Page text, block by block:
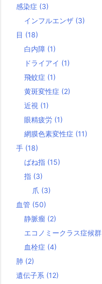
感染症 (3)
インフルエンザ (3)
目 (18)
白内障 (1)
ドライアイ (1)
飛蚊症 (1)
黄斑変性症 (2)
近視 (1)
眼精疲労 (1)
網膜色素変性症 (11)
手 (18)
ばね指 (15)
指 (3)
爪 (3)
血管 (50)
静脈瘤 (2)
エコノミークラス症候群
血栓症 (4)
肺 (2)
遺伝子系 (12)